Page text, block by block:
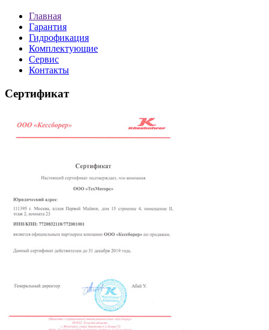
Главная
Гарантия
Гидрофикация
Комплектующие
Сервис
Контакты
Сертификат